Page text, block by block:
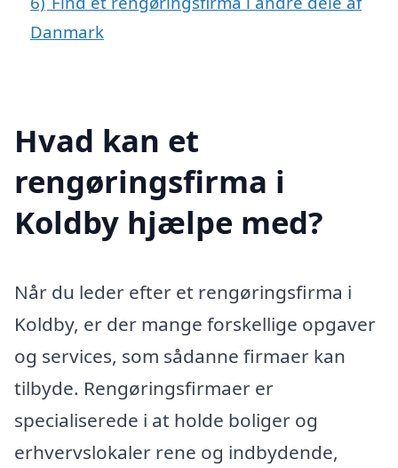
Danmark
Hvad kan et
rengøringsfirma i
Koldby hjælpe med?
Når du leder efter et rengøringsfirma i
Koldby, er der mange forskellige opgaver
og services, som sådanne firmaer kan
tilbyde. Rengøringsfirmaer er
specialiserede i at holde boliger og
erhvervslokaler rene og indbydende,